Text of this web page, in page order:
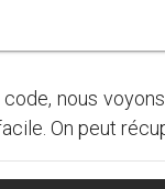
nous
On peut